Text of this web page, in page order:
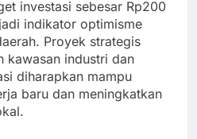
investasi sebesar Rp200
indikator optimisme
Proyek strategis
kawasan industri dan
diharapkan mampu
baru dan meningkatkan